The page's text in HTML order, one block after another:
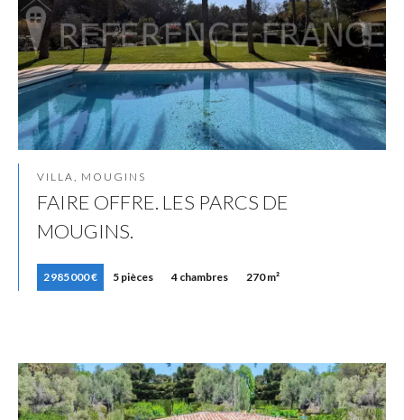
VILLA, MOUGINS
FAIRE OFFRE. LES PARCS DE
MOUGINS.
2 985 000 € 5 pièces 4 chambres 270 m²